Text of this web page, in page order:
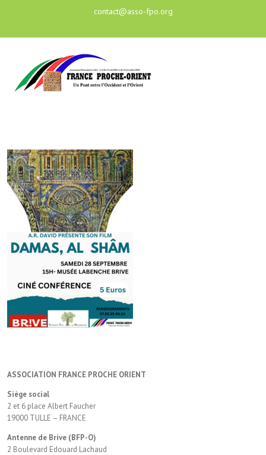
contact@asso-fpo.org
ASSOCIATION FRANCE PROCHE ORIENT
Siège social
2 et 6 place Albert Faucher
19000 TULLE – FRANCE
Antenne de Brive (BFP-O)
2 Boulevard Edouard Lachaud